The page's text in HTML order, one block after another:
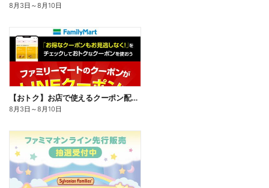
8月3日 ～8月10日
【おトク】お店で使えるクーポン配信中
8月3日 ～8月10日